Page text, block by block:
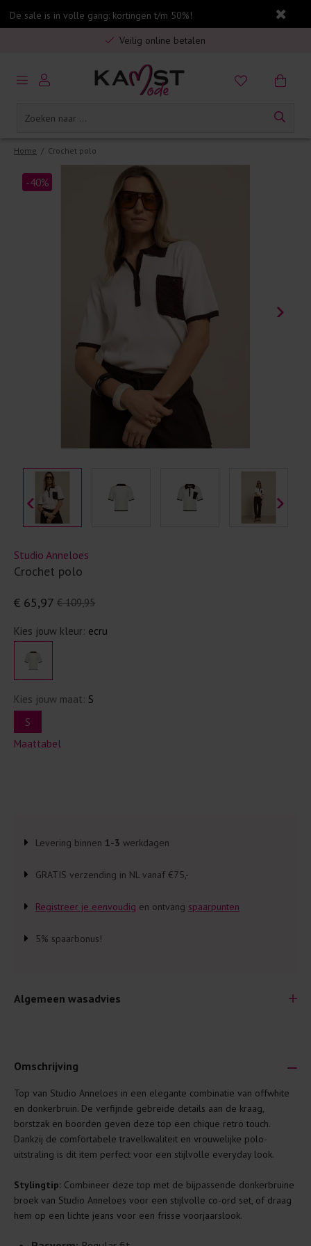
De sale is in volle gang: kortingen t/m 50%!
Gratis verzending in Nederland vanaf €75,-
Veilig online betalen
5% spaarbonus op jouw aankoop
Gratis verzending in Nederland vanaf €75,-
Home / Crochet polo
-40%
Studio Anneloes
Crochet polo
€ 109,95
€ 65,97
Kies jouw kleur: ecru
Kies jouw maat: S
S
Maattabel
Levering binnen 1-3 werkdagen
GRATIS verzending in NL vanaf €75,-
Registreer je eenvoudig en ontvang spaarpunten
5% spaarbonus!
Algemeen wasadvies
Je wilt natuurlijk lang plezier hebben van je nieuwe kleding.
Daarom geven wij een aantal algemene was-tips:
Lees altijd eerst even het was-etiket.
Was kleding binnenste buiten. Dat beschermt de
buitenkant.
Wees zuinig met wasmiddel. Per kledingstuk is een drupje
genoeg.
Was zo koud mogelijk. Op 20 of 30 graden wassen is vaak
Omschrijving
Top van Studio Anneloes in een elegante combinatie van offwhite
en donkerbruin. De verfijnde gebreide details aan de kraag,
borstzak en boorden geven deze top een chique retro touch.
Dankzij de comfortabele travelkwaliteit en vrouwelijke polo-
uitstraling is dit item perfect voor een stijlvolle everyday look.
Stylingtip: Combineer deze top met de bijpassende donkerbruine
broek van Studio Anneloes voor een stijlvolle co-ord set, of draag
hem op een lichte jeans voor een frisse voorjaarslook.